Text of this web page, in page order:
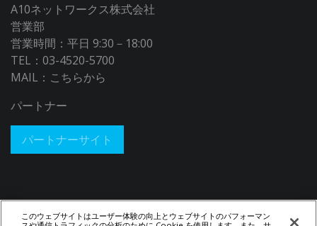
A10ネットワークス株式会社
営業部
営業時間：平日 9:30－18:00
TEL：03-4520-5700
MAIL： こちらから
パートナー
パートナーサイト
このウェブサイトはユーザー体験の向上とウェブサイトのパフォーマン